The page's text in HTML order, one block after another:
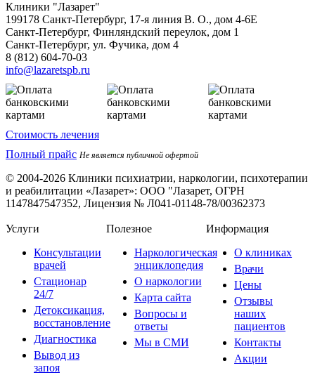
Клиники "Лазарет"
199178 Санкт-Петербург, 17-я линия В. О., дом 4-6Е
Санкт-Петербург, Финляндский переулок, дом 1
Санкт-Петербург, ул. Фучика, дом 4
8 (812) 604-70-03
info@lazaretspb.ru
Стоимость лечения
Полный прайс Не является публичной офертой
© 2004-2026 Клиники психиатрии, наркологии, психотерапии
и реабилитации «Лазарет»: ООО "Лазарет, ОГРН
1147847547352, Лицензия № Л041-01148-78/00362373
Услуги
Консультации
врачей
Стационар
24/7
Детоксикация,
восстановление
Диагностика
Вывод из
запоя
Полезное
Наркологическая
энциклопедия
О наркологии
Карта сайта
Вопросы и
ответы
Мы в СМИ
Информация
О клиниках
Врачи
Цены
Отзывы
наших
пациентов
Контакты
Акции